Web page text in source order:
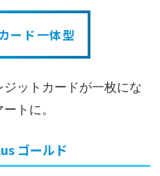
ード一体型
ットカードが一枚にな
トに。
ゴールド